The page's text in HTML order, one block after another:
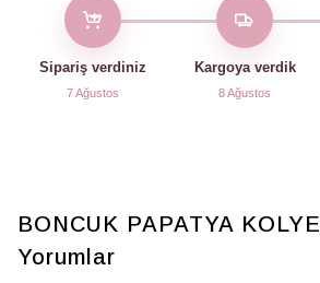
Sipariş verdiniz
7 Ağustos
Kargoya verdik
8 Ağustos
BONCUK PAPATYA KOLYE
Yorumlar